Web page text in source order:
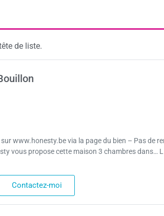
de liste.
www.honesty.be via la page du bien – Pas de
vous propose cette maison 3 chambres dans…
Contactez-moi